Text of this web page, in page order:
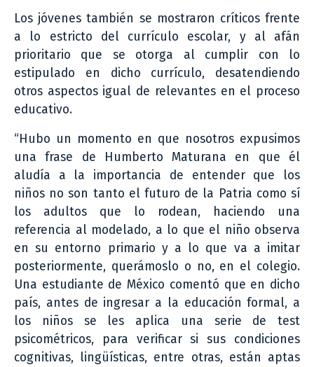
Los jóvenes también se mostraron críticos frente
a lo estricto del currículo escolar, y al afán
prioritario que se otorga al cumplir con lo
estipulado en dicho currículo, desatendiendo
otros aspectos igual de relevantes en el proceso
educativo.
“Hubo un momento en que nosotros expusimos
una frase de Humberto Maturana en que él
aludía a la importancia de entender que los
niños no son tanto el futuro de la Patria como sí
los adultos que lo rodean, haciendo una
referencia al modelado, a lo que el niño observa
en su entorno primario y a lo que va a imitar
posteriormente, querámoslo o no, en el colegio.
Una estudiante de México comentó que en dicho
país, antes de ingresar a la educación formal, a
los niños se les aplica una serie de test
psicométricos, para verificar si sus condiciones
cognitivas, lingüísticas, entre otras, están aptas